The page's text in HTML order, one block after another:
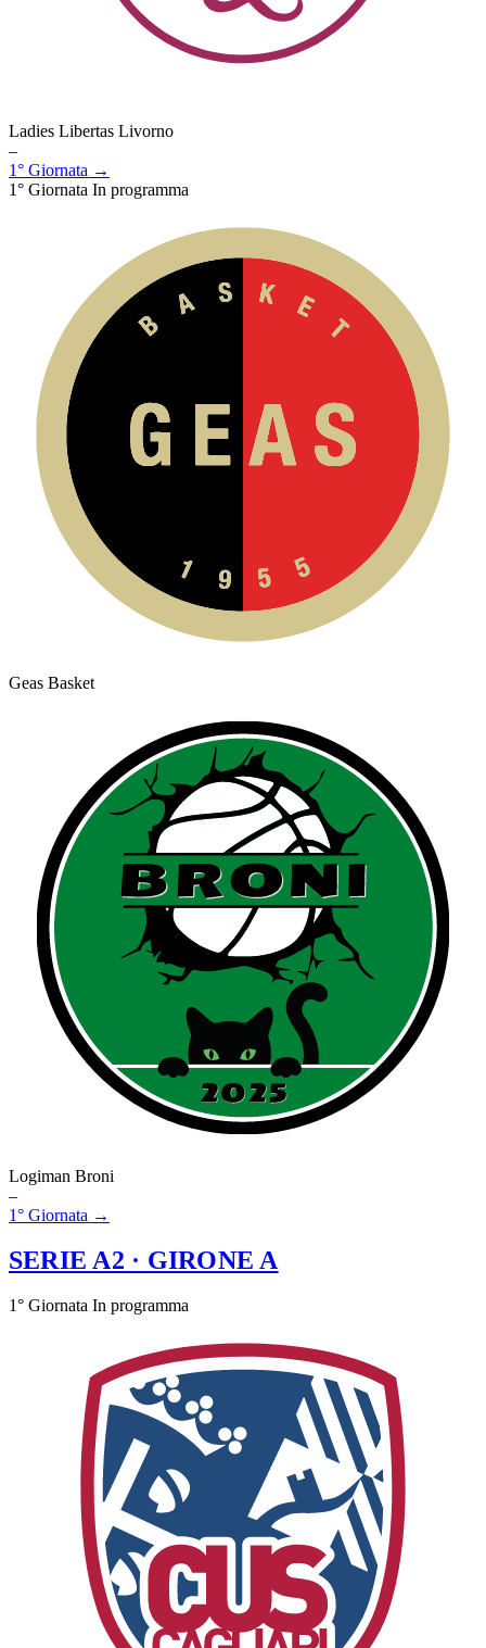
Ladies Libertas Livorno
–
1° Giornata →
1° Giornata In programma
Geas Basket
Logiman Broni
–
1° Giornata →
SERIE A2 · GIRONE A
1° Giornata In programma